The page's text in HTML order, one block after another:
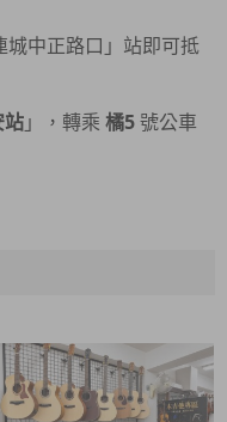
城中正路口」站即可抵
站」，轉乘 橘5號公車